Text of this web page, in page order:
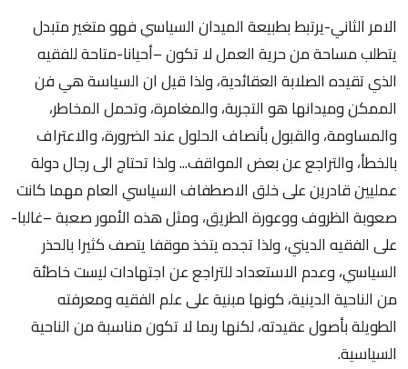
الامر الثاني-يرتبط بطبيعة الميدان السياسي فهو متغير متبدل
يتطلب مساحة من حرية العمل لا تكون –أحيانا-متاحة للفقيه
الذي تقيده الصلابة العقائدية، ولذا قيل ان السياسة هي فن
الممكن وميدانها هو التجربة، والمغامرة، وتحمل المخاطر،
والمساومة، والقبول بأنصاف الحلول عند الضرورة، والاعتراف
بالخطأ، والتراجع عن بعض المواقف... ولذا تحتاج الى رجال دولة
عمليين قادرين على خلق الاصطفاف السياسي العام مهما كانت
صعوبة الظروف ووعورة الطريق، ومثل هذه الأمور صعبة –غالبا-
على الفقيه الديني، ولذا تجده يتخذ موقفا يتصف كثيرا بالحذر
السياسي، وعدم الاستعداد للتراجع عن اجتهادات ليست خاطئة
من الناحية الدينية، كونها مبنية على علم الفقيه ومعرفته
الطويلة بأصول عقيدته، لكنها ربما لا تكون مناسبة من الناحية
السياسية.